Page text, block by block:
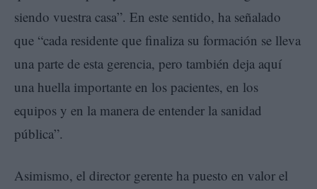
siendo vuestra casa”. En este sentido, ha señalado
que “cada residente que finaliza su formación se lleva
una parte de esta gerencia, pero también deja aquí
una huella importante en los pacientes, en los
equipos y en la manera de entender la sanidad
pública”.
Asimismo, el director gerente ha puesto en valor el